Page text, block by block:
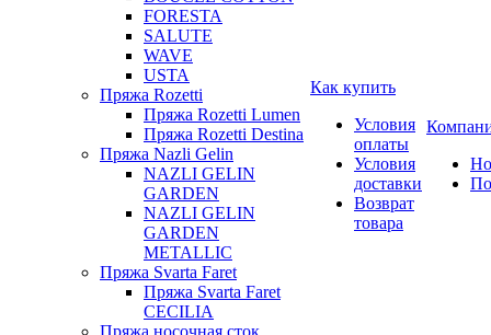
FORESTA
SALUTE
WAVE
USTA
Пряжа Rozetti
Пряжа Rozetti Lumen
Пряжа Rozetti Destina
Пряжа Nazli Gelin
NAZLI GELIN
GARDEN
NAZLI GELIN
GARDEN
METALLIC
Пряжа Svarta Faret
Пряжа Svarta Faret
CECILIA
Пряжа носочная сток
Как купить
Условия
оплаты
Условия
доставки
Возврат
товара